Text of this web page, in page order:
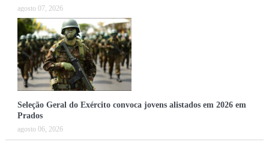
agosto 07, 2026
Seleção Geral do Exército convoca jovens alistados em 2026 em
Prados
agosto 06, 2026